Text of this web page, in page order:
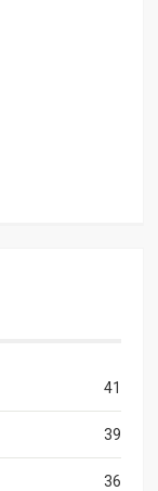
41
39
36